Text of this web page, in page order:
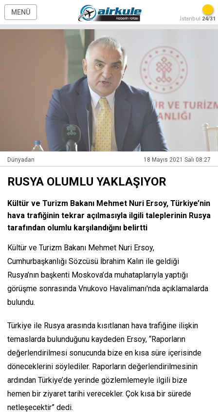
MENÜ
İstanbul 24/31
Dünyadan 18 Mayıs 2021 Salı 08:27
RUSYA OLUMLU YAKLAŞIYOR
Kültür ve Turizm Bakanı Mehmet Nuri Ersoy, Türkiye’nin
hava trafiğinin tekrar açılmasıyla ilgili taleplerinin Rusya
tarafından olumlu karşılandığını belirtti
Kültür ve Turizm Bakanı Mehmet Nuri Ersoy,
Cumhurbaşkanlığı Sözcüsü İbrahim Kalın ile geldiği
Rusya’nın başkenti Moskova’da muhataplarıyla yaptığı
görüşme sonrasında Vnukovo Havalimanı'nda açıklamalarda
bulundu.
Türkiye ile Rusya arasında kısıtlanan hava trafiğine ilişkin
temaslarda bulunduğunu kaydeden Ersoy, “Raporların
değerlendirilmesi sonucunda bize en kısa süre içerisinde
döneceklerini söylediler. Raporların değerlendirilmesinin
ardından Türkiye’de yerinde gözlemlemeyle ilgili bize
hemen bir ziyaret tarihi verecekler. Çok kısa bir sürede
netleşecektir” dedi.